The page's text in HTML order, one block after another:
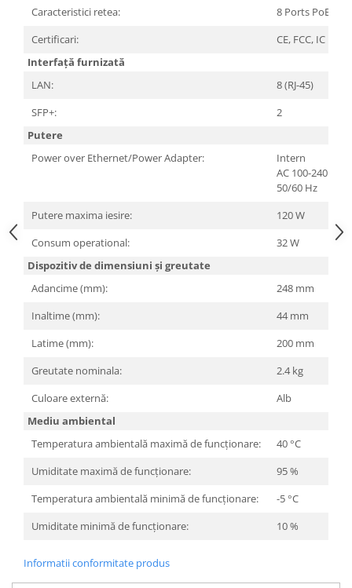
Caracteristici retea:
8 Ports PoE+
Certificari:
CE, FCC, IC
Interfață furnizată
LAN:
8 (RJ-45)
SFP+:
2
Putere
Power over Ethernet/Power Adapter:
Intern
AC 100-240 V,
50/60 Hz
Putere maxima iesire:
120 W
Consum operational:
32 W
Dispozitiv de dimensiuni și greutate
Adancime (mm):
248 mm
Inaltime (mm):
44 mm
Latime (mm):
200 mm
Greutate nominala:
2.4 kg
Culoare externă:
Alb
Mediu ambiental
Temperatura ambientală maximă de funcționare:
40 °C
Umiditate maximă de funcționare:
95 %
Temperatura ambientală minimă de funcționare:
-5 °C
Umiditate minimă de funcționare:
10 %
Informatii conformitate produs